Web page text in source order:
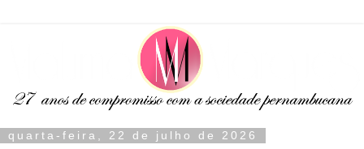
quarta-feira, 22 de julho de 2026